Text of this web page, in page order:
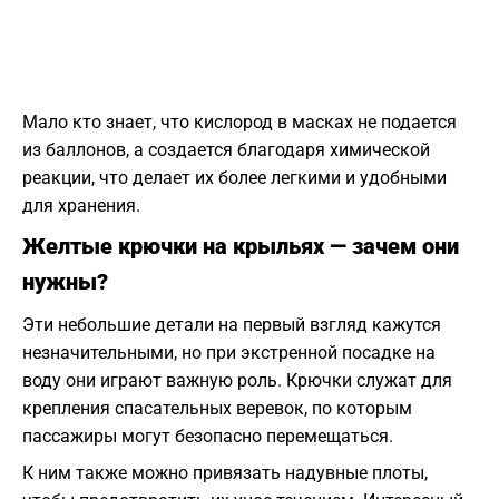
Мало кто знает, что кислород в масках не подается
из баллонов, а создается благодаря химической
реакции, что делает их более легкими и удобными
для хранения.
Желтые крючки на крыльях — зачем они
нужны?
Эти небольшие детали на первый взгляд кажутся
незначительными, но при экстренной посадке на
воду они играют важную роль. Крючки служат для
крепления спасательных веревок, по которым
пассажиры могут безопасно перемещаться.
К ним также можно привязать надувные плоты,